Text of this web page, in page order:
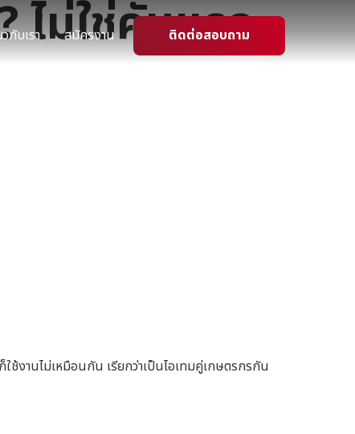
กับเรา สมัครงาน ติดต่อสอบถาม
ไม่ใช่คันแรก
ช้งานไม่เหมือนกัน เรียกว่าเป็นไอเทมคู่เกษตรกรกัน